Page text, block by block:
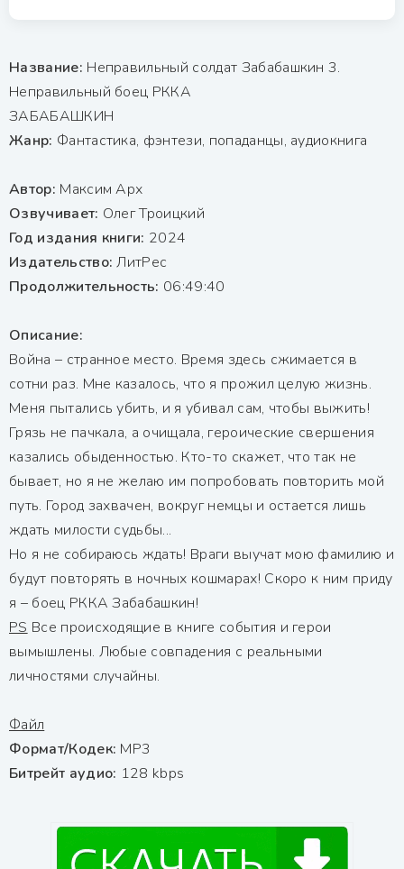
Название: Неправильный солдат Забабашкин 3.
Неправильный боец РККА
ЗАБАБАШКИН
Жанр: Фантастика, фэнтези, попаданцы, аудиокнига
Автор: Максим Арх
Озвучивает: Олег Троицкий
Год издания книги: 2024
Издательство:ЛитРес
Продолжительность: 06:49:40
Описание:
Война – странное место. Время здесь сжимается в
сотни раз. Мне казалось, что я прожил целую жизнь.
Меня пытались убить, и я убивал сам, чтобы выжить!
Грязь не пачкала, а очищала, героические свершения
казались обыденностью. Кто-то скажет, что так не
бывает, но я не желаю им попробовать повторить мой
путь. Город захвачен, вокруг немцы и остается лишь
ждать милости судьбы...
Но я не собираюсь ждать! Враги выучат мою фамилию и
будут повторять в ночных кошмарах! Скоро к ним приду
я – боец РККА Забабашкин!
PS Все происходящие в книге события и герои
вымышлены. Любые совпадения с реальными
личностями случайны.
Файл
Формат/Кодек: МР3
Битрейт аудио: 128 kbps